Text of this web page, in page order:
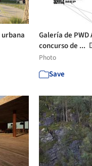
urbana
Galería de
concurso de ...
Photo
Save